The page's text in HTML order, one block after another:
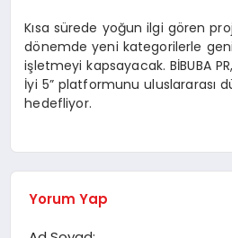
Kısa sürede yoğun ilgi gören
dönemde yeni kategorilerle
işletmeyi kapsayacak. BİBUBA
İyi 5” platformunu uluslararası
hedefliyor.
Yorum Yap